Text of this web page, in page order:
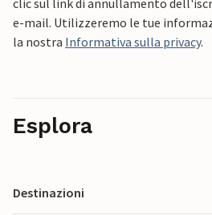
clic sul link di annullamento
e-mail. Utilizzeremo le tue
la nostra Informativa sulla privacy.
Esplora
Destinazioni